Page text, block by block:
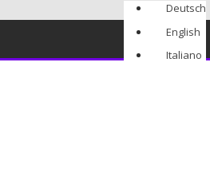
Deutsch
English
Italiano